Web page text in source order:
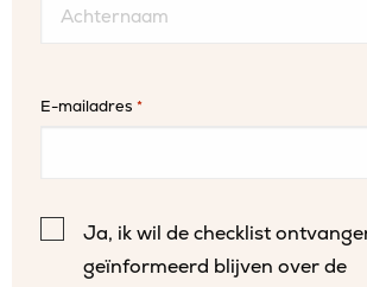
E-mailadres *
Instemming
Ja, ik wil de checklist
geïnformeerd blijven over de